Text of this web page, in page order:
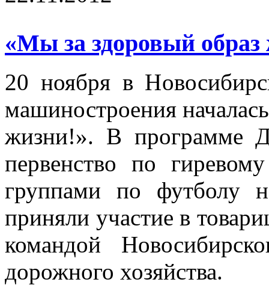
«Мы за здоровый
20 ноября в
машиностроения
жизни!». В программе
первенство по
группами по футболу
приняли участие в
командой
дорожного хозяйства.